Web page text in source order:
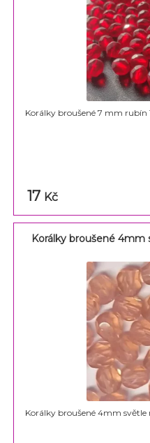
Korálky broušené 7 mm rubín
17 Kč
Korálky broušené 4mm
Korálky broušené 4mm